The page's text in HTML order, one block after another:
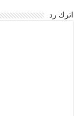
اترك رد